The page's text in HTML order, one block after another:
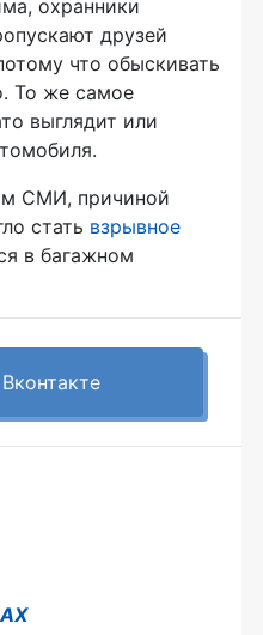
охранники
друзей
что обыскивать
То же самое
выглядит или
СМИ, причиной
стать взрывное
в багажном